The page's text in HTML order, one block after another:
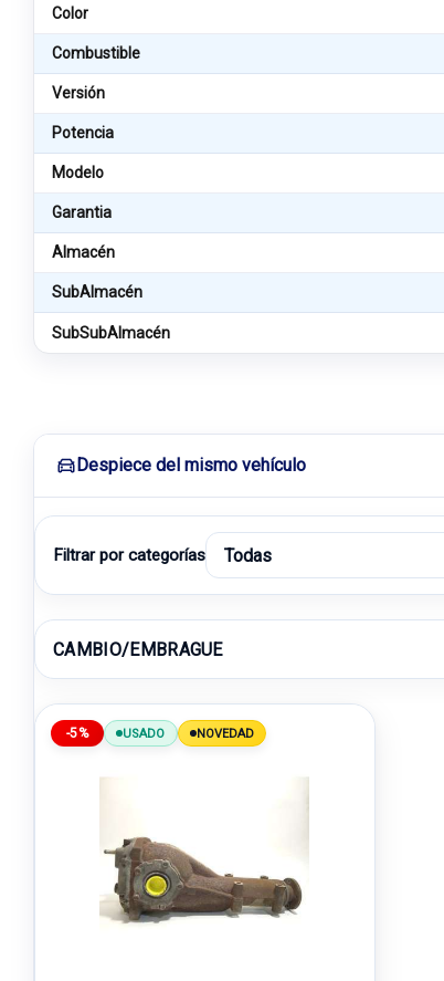
Color
Combustible
Versión
Potencia
Modelo
Garantia
Almacén
SubAlmacén
SubSubAlmacén
Despiece del mismo vehículo
Filtrar por categorías
CAMBIO/EMBRAGUE
-5% USADO NOVEDAD